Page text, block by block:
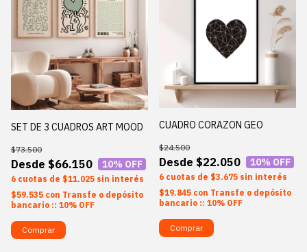
SET DE 3 CUADROS ART MOOD
$66.150
$73.500
10% OFF
6 $11.025 sin interés
$59.535 con Transfe o depósito
bancario :: 10% OFF
Comprar
CUADRO CORAZON GEO
$22.050
$24.500
10% OFF
6 $3.675 sin interés
$19.845 con Transfe o depósito
bancario :: 10% OFF
Comprar